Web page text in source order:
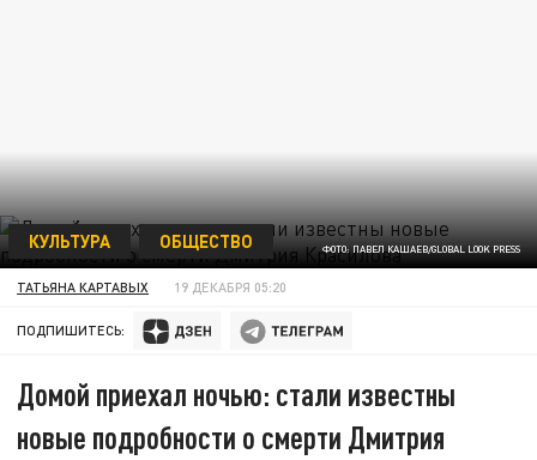
ФОТО: ПАВЕЛ КАШАЕВ/GLOBAL LOOK PRESS
КУЛЬТУРА ОБЩЕСТВО
ТАТЬЯНА КАРТАВЫХ 19 ДЕКАБРЯ 05:20
ПОДПИШИТЕСЬ:
Домой приехал ночью: стали известны
новые подробности о смерти Дмитрия